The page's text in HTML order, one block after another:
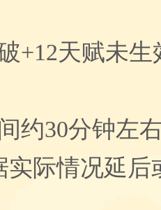
+12天赋未
约30分钟左
实际情况延后